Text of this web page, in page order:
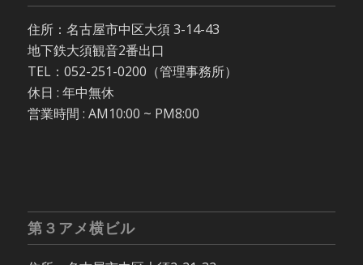
住所：名古屋市中区大須 3-14-43
地下鉄大須観音2番出口
TEL：052-251-0200（管理事務所）
休日 : 年中無休
営業時間 : AM10:00 ~ PM8:00
第３アメ横ビル